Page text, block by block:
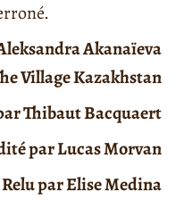
Akanaïeva
Village Kazakhstan
Thibaut Bacquaert
par Lucas Morvan
Relu par Elise Medina